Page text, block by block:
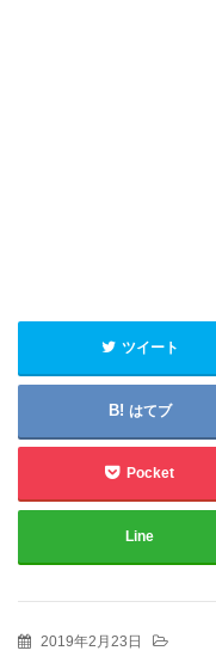
ツイート
はてブ
Pocket
Line
2019年2月23日